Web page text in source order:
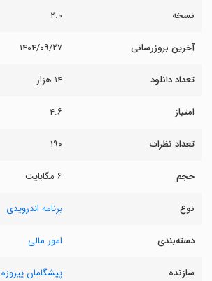
نسخه ۲.۰
آخرین بروزرسانی ۱۴۰۴/۰۹/۲۷
تعداد دانلود ۱۴ هزار
امتیاز ۴.۶
تعداد نظرات ۱۹۰
حجم ۶ مگابایت
نوع برنامه اندرویدی
دسته‌بندی امور مالی
سازنده پیشگامان پیروزه